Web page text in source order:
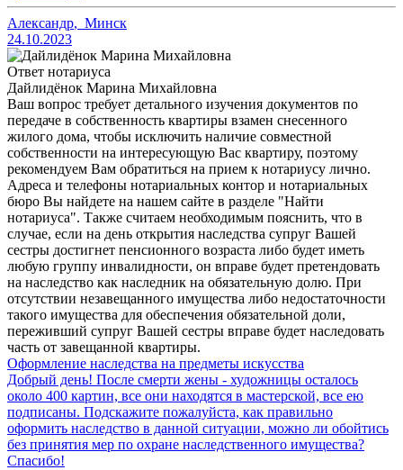
Александр, Минск
24.10.2023
Ответ нотариуса
Дайлидёнок Марина Михайловна
Ваш вопрос требует детального изучения документов по
передаче в собственность квартиры взамен снесенного
жилого дома, чтобы исключить наличие совместной
собственности на интересующую Вас квартиру, поэтому
рекомендуем Вам обратиться на прием к нотариусу лично.
Адреса и телефоны нотариальных контор и нотариальных
бюро Вы найдете на нашем сайте в разделе "Найти
нотариуса". Также считаем необходимым пояснить, что в
случае, если на день открытия наследства супруг Вашей
сестры достигнет пенсионного возраста либо будет иметь
любую группу инвалидности, он вправе будет претендовать
на наследство как наследник на обязательную долю. При
отсутствии незавещанного имущества либо недостаточности
такого имущества для обеспечения обязательной доли,
переживший супруг Вашей сестры вправе будет наследовать
часть от завещанной квартиры.
Оформление наследства на предметы искусства
Добрый день! После смерти жены - художницы осталось
около 400 картин, все они находятся в мастерской, все ею
подписаны. Подскажите пожалуйста, как правильно
оформить наследство в данной ситуации, можно ли обойтись
без принятия мер по охране наследственного имущества?
Спасибо!